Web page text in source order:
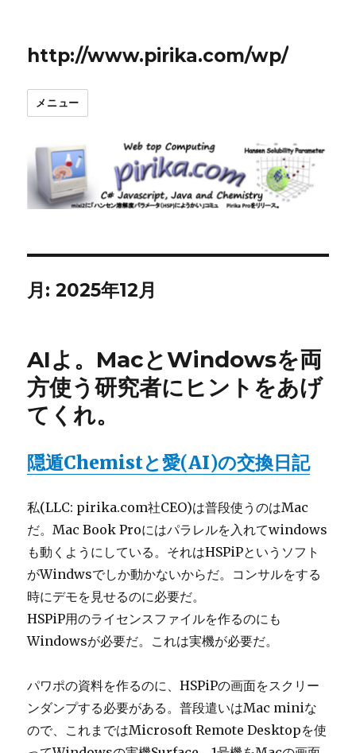
http://www.pirika.com/wp/
メニュー
月:2025年12月
AIよ。MacとWindowsを両
方使う研究者にヒントをあげ
てくれ。
隠遁Chemistと愛(AI)の交換日記
私(LLC: pirika.com社CEO)は普段使うのはMac
だ。Mac Book Proにはパラレルを入れてwindows
も動くようにしている。それはHSPiPというソフト
がWindwsでしか動かないからだ。コンサルをする
時にデモを見せるのに必要だ。
HSPiP用のライセンスファイルを作るのにも
Windowsが必要だ。これは実機が必要だ。
パワポの資料を作るのに、HSPiPの画面をスクリー
ンダンプする必要がある。普段遣いはMac miniな
ので、これまではMicrosoft Remote Desktopを使